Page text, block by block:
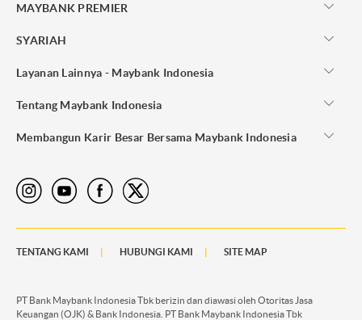
MAYBANK PREMIER
SYARIAH
Layanan Lainnya - Maybank Indonesia
Tentang Maybank Indonesia
Membangun Karir Besar Bersama Maybank Indonesia
TENTANG KAMI HUBUNGI KAMI SITE MAP
PT Bank Maybank Indonesia Tbk berizin dan diawasi oleh Otoritas Jasa
Keuangan (OJK) & Bank Indonesia. PT Bank Maybank Indonesia Tbk